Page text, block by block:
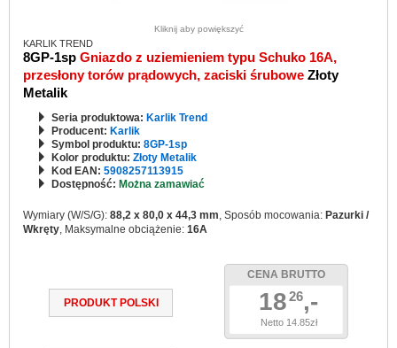
Kliknij aby powiększyć
KARLIK TREND
8GP-1sp Gniazdo z uziemieniem typu Schuko 16A,
przesłony torów prądowych, zaciski śrubowe Złoty
Metalik
Seria produktowa: Karlik Trend
Producent: Karlik
Symbol produktu: 8GP-1sp
Kolor produktu: Złoty Metalik
Kod EAN: 5908257113915
Dostępność: Można zamawiać
Wymiary (W/S/G): 88,2 x 80,0 x 44,3 mm, Sposób mocowania: Pazurki /
Wkręty, Maksymalne obciążenie: 16A
PRODUKT POLSKI
CENA BRUTTO
1826,-
Netto 14.85zł